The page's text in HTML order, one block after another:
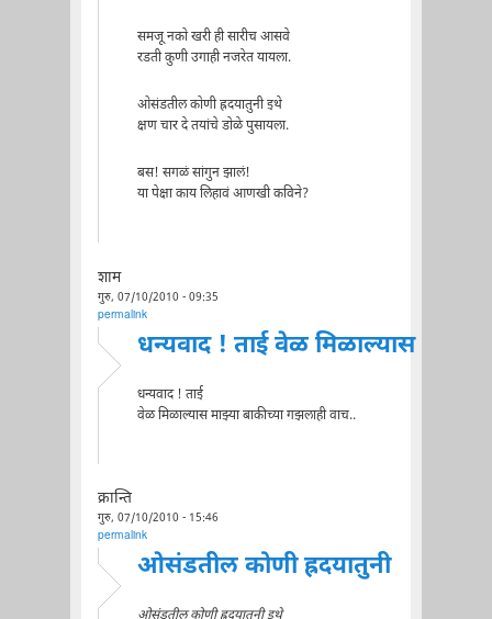
समजू नको खरी ही सारीच आसवे
रडती कुणी उगाही नजरेत यायला.
ओसंडतील कोणी ह्रदयातुनी इथे
क्षण चार दे तयांचे डोळे पुसायला.
बस! सगळं सांगुन झालं!
या पेक्षा काय लिहावं आणखी कविने?
शाम
गुरु, 07/10/2010 - 09:35
permalink
धन्यवाद ! ताई वेळ मिळाल्यास
धन्यवाद ! ताई
वेळ मिळाल्यास माझ्या बाकीच्या गझलाही वाच..
क्रान्ति
गुरु, 07/10/2010 - 15:46
permalink
ओसंडतील कोणी ह्रदयातुनी
ओसंडतील कोणी ह्रदयातुनी इथे